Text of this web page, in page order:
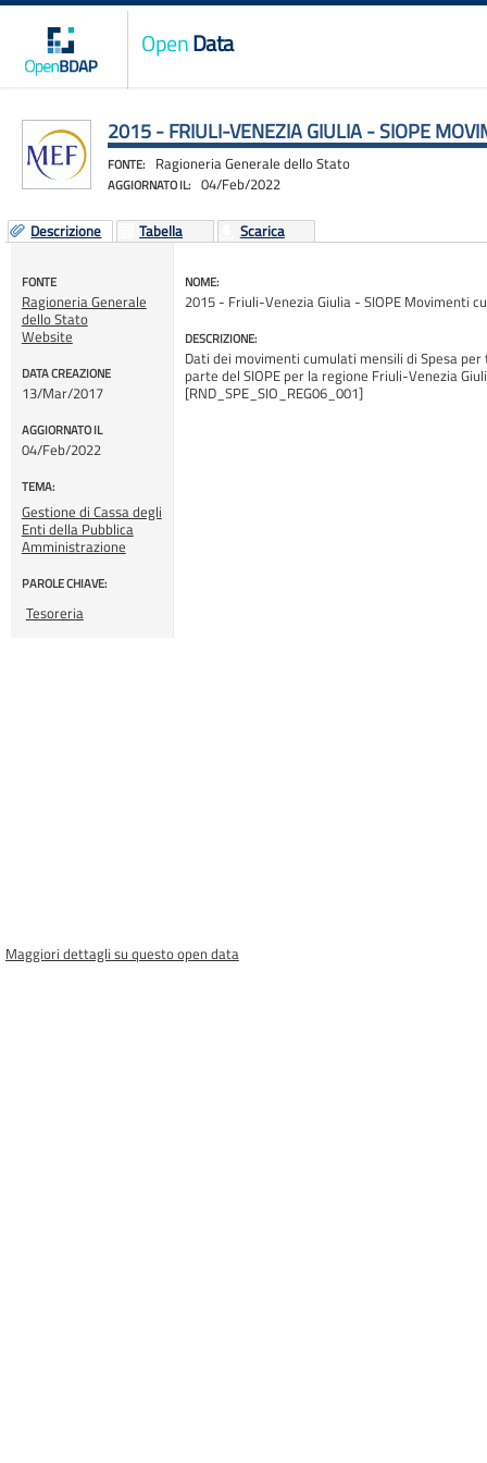
OpenData
2015 - FRIULI-VENEZIA GIULIA - SIOPE
FONTE: Ragioneria Generale dello Stato
AGGIORNATO IL: 04/Feb/2022
Descrizione Tabella Scarica
FONTE
Ragioneria Generale
dello Stato
Website
DATA CREAZIONE
13/Mar/2017
AGGIORNATO IL
04/Feb/2022
TEMA:
Gestione di Cassa degli
Enti della Pubblica
Amministrazione
PAROLE CHIAVE:
Tesoreria
NOME:
2015 - Friuli-Venezia Giulia - SIOPE Movimenti
DESCRIZIONE:
Dati dei movimenti cumulati mensili di Spesa
parte del SIOPE per la regione Friuli-Venezia
[RND_SPE_SIO_REG06_001]
Maggiori dettagli su questo open data